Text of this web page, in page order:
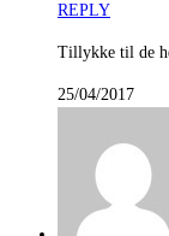
REPLY
Tillykke til de
25/04/2017